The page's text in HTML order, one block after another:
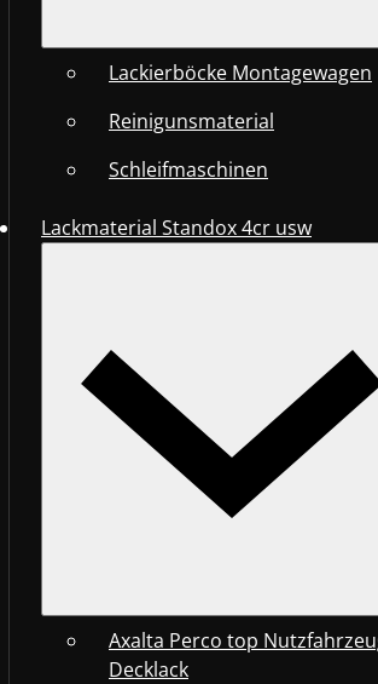
Lackierböcke Montagewagen
Reinigunsmaterial
Schleifmaschinen
Lackmaterial Standox 4cr usw
Axalta Perco top
Decklack